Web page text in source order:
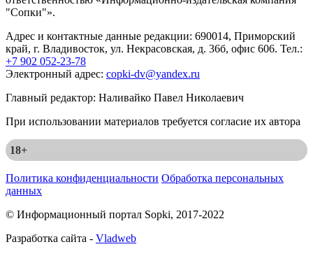
"Сопки"».
Адрес и контактные данные редакции: 690014, Приморский
край, г. Владивосток, ул. Некрасовская, д. 36б, офис 606. Тел.:
+7 902 052-23-78
Электронный адрес: copki-dv@yandex.ru
Главный редактор: Наливайко Павел Николаевич
При использовании материалов требуется согласие их автора
18+
Политика конфиденциальности Обработка персональных
данных
© Информационный портал Sopki, 2017-2022
Разработка сайта - Vladweb